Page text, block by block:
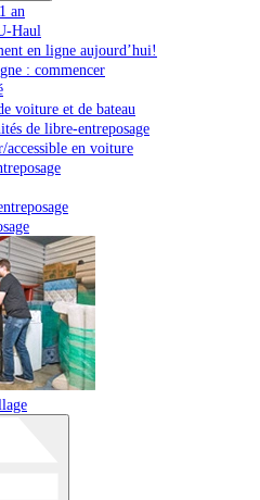
an
Haul
en ligne aujourd’hui!
: commencer
voiture et de bateau
de libre-entreposage
accessible en voiture